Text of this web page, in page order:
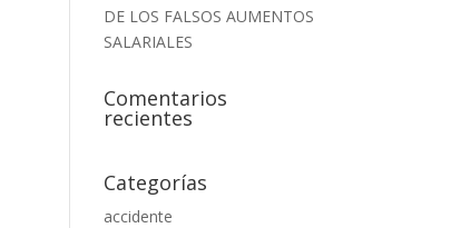
DE LOS FALSOS AUMENTOS
SALARIALES
Comentarios
recientes
Categorías
accidente